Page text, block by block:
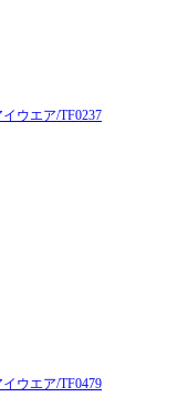
ウエア/TF0237
ウエア/TF0479